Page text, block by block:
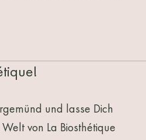
und lasse Dich
von La Biosthétique